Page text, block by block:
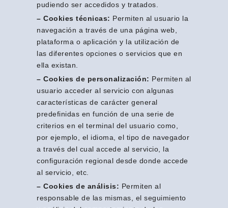
pudiendo ser accedidos y tratados.
– Cookies técnicas: Permiten al usuario la
navegación a través de una página web,
plataforma o aplicación y la utilización de
las diferentes opciones o servicios que en
ella existan.
– Cookies de personalización: Permiten al
usuario acceder al servicio con algunas
características de carácter general
predefinidas en función de una serie de
criterios en el terminal del usuario como,
por ejemplo, el idioma, el tipo de navegador
a través del cual accede al servicio, la
configuración regional desde donde accede
al servicio, etc.
– Cookies de análisis: Permiten al
responsable de las mismas, el seguimiento